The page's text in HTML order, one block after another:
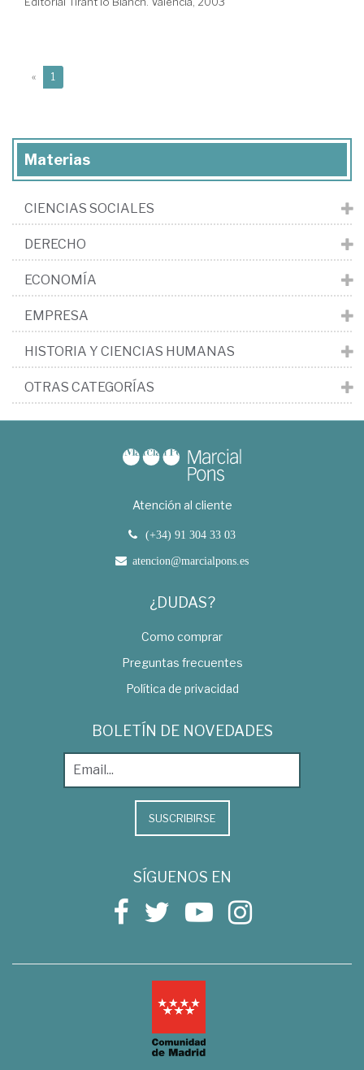
« 1
Materias
CIENCIAS SOCIALES
DERECHO
ECONOMÍA
EMPRESA
HISTORIA Y CIENCIAS HUMANAS
OTRAS CATEGORÍAS
Atención al cliente
(+34) 91 304 33 03
atencion@marcialpons.es
¿DUDAS?
Como comprar
Preguntas frecuentes
Política de privacidad
BOLETÍN DE NOVEDADES
SUSCRIBIRSE
SÍGUENOS EN